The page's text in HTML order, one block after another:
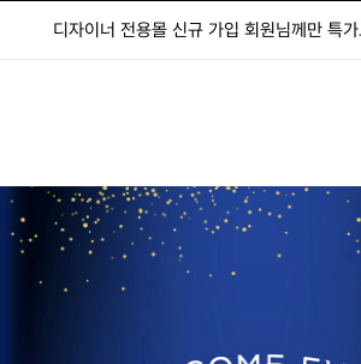
디자이너 전용몰 신규 가입 회원님께만 특